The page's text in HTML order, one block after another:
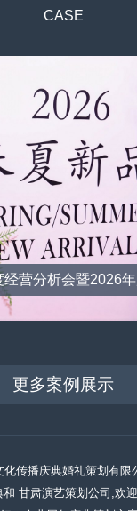
CASE
营分析会暨2026
更多案例展示
传播庆典婚礼策划有限
和 甘肃演艺策划公司,欢